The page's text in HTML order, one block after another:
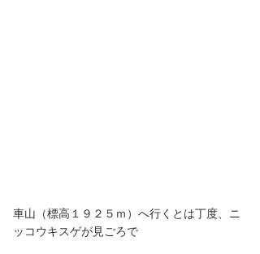
車山（標高１９２５ｍ）へ行くとは丁度、ニ
ッコウキスゲが見ごろで